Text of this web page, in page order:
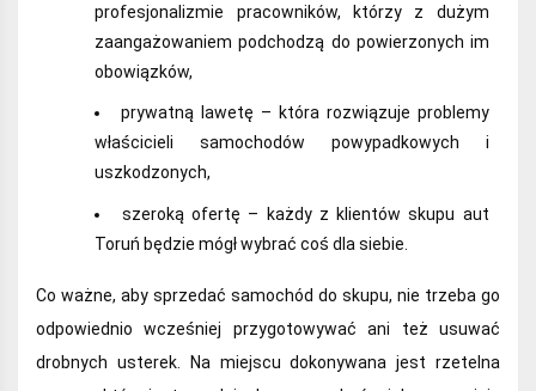
profesjonalizmie pracowników, którzy z dużym
zaangażowaniem podchodzą do powierzonych im
obowiązków,
prywatną lawetę – która rozwiązuje problemy
właścicieli samochodów powypadkowych i
uszkodzonych,
szeroką ofertę – każdy z klientów skupu aut
Toruń będzie mógł wybrać coś dla siebie.
Co ważne, aby sprzedać samochód do skupu, nie trzeba go
odpowiednio wcześniej przygotowywać ani też usuwać
drobnych usterek. Na miejscu dokonywana jest rzetelna